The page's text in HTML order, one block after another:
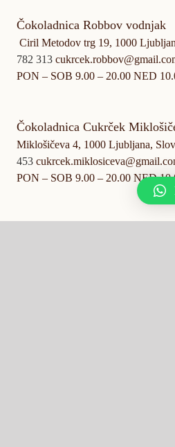
Čokoladnica Robbov vodnjak
Ciril Metodov trg 19, 1000
782 313
PON – SOB 9.00 – 20.00 NED
Čokoladnica Cukrček
Miklošičeva 4, 1000 Ljubljana,
453
PON – SOB 9.00 – 20.00 NED